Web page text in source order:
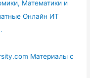
Математики и
Онлайн ИТ
Материалы с